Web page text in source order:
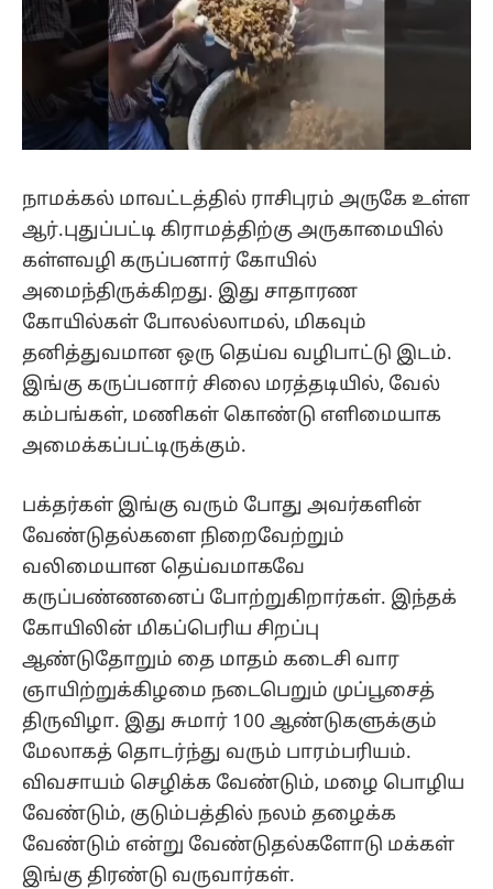
நாமக்கல் மாவட்டத்தில் ராசிபுரம் அருகே உள்ள
ஆர்.புதுப்பட்டி கிராமத்திற்கு அருகாமையில்
கள்ளவழி கருப்பனார் கோயில்
அமைந்திருக்கிறது. இது சாதாரண
கோயில்கள் போலல்லாமல், மிகவும்
தனித்துவமான ஒரு தெய்வ வழிபாட்டு இடம்.
இங்கு கருப்பனார் சிலை மரத்தடியில், வேல்
கம்பங்கள், மணிகள் கொண்டு எளிமையாக
அமைக்கப்பட்டிருக்கும்.
பக்தர்கள் இங்கு வரும் போது அவர்களின்
வேண்டுதல்களை நிறைவேற்றும்
வலிமையான தெய்வமாகவே
கருப்பண்ணனைப் போற்றுகிறார்கள். இந்தக்
கோயிலின் மிகப்பெரிய சிறப்பு
ஆண்டுதோறும் தை மாதம் கடைசி வார
ஞாயிற்றுக்கிழமை நடைபெறும் முப்பூசைத்
திருவிழா. இது சுமார் 100 ஆண்டுகளுக்கும்
மேலாகத் தொடர்ந்து வரும் பாரம்பரியம்.
விவசாயம் செழிக்க வேண்டும், மழை பொழிய
வேண்டும், குடும்பத்தில் நலம் தழைக்க
வேண்டும் என்று வேண்டுதல்களோடு மக்கள்
இங்கு திரண்டு வருவார்கள்.